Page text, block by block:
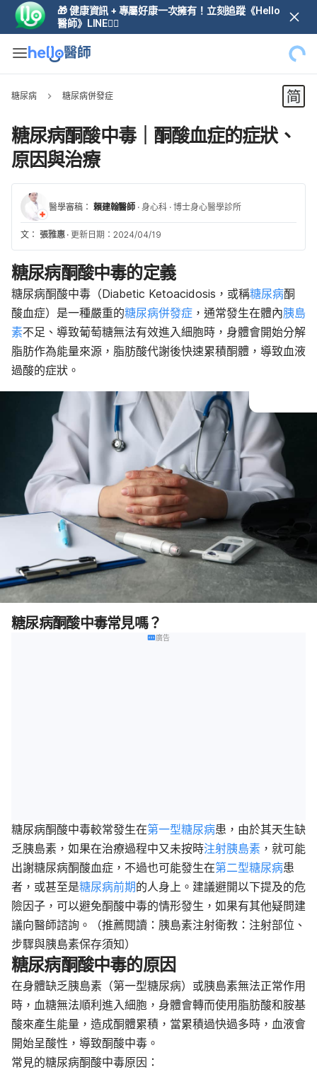
🎁 健康資訊 + 專屬好康一次擁有！立刻追蹤《Hello
醫師》LINE👆🏼
糖尿病 糖尿病併發症
糖尿病酮酸中毒｜酮酸血症的症狀、
原因與治療
醫學審稿： 賴建翰醫師 · 身心科 · 博士身心醫學診所
文： 張雅惠 · 更新日期：2024/04/19
糖尿病酮酸中毒的定義
糖尿病酮酸中毒（Diabetic Ketoacidosis，或稱糖尿病酮
酸血症）是一種嚴重的糖尿病併發症 ，通常發生在體內胰島
素不足、導致葡萄糖無法有效進入細胞時，身體會開始分解
脂肪作為能量來源，脂肪酸代謝後快速累積酮體，導致血液
過酸的症狀。
糖尿病酮酸中毒常見嗎？
廣告
糖尿病酮酸中毒較常發生在第一型糖尿病患，由於其天生缺
乏胰島素，如果在治療過程中又未按時注射胰島素 ，就可能
出謝糖尿病酮酸血症，不過也可能發生在第二型糖尿病患
者，或甚至是糖尿病前期的人身上。建議避開以下提及的危
險因子，可以避免酮酸中毒的情形發生，如果有其他疑問建
議向醫師諮詢。（推薦閱讀：胰島素注射衛教：注射部位、
步驟與胰島素保存須知）
糖尿病酮酸中毒的原因
在身體缺乏胰島素（第一型糖尿病）或胰島素無法正常作用
時，血糖無法順利進入細胞，身體會轉而使用脂肪酸和胺基
酸來產生能量，造成酮體累積，當累積過快過多時，血液會
開始呈酸性，導致酮酸中毒。
常見的糖尿病酮酸中毒原因：